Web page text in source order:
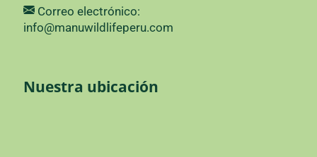
Correo electrónico:
info@manuwildlifeperu.com
Nuestra ubicación